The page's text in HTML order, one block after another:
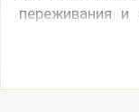
переживания и
мечты.